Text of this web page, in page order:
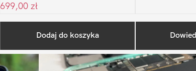
699,00 zł
Dodaj do koszykaOstatnio na